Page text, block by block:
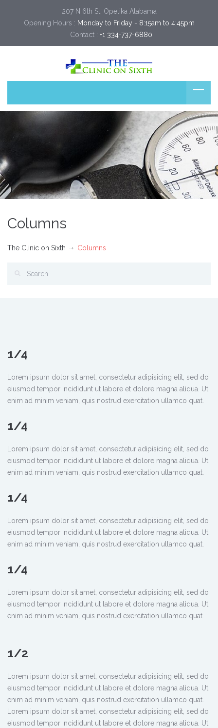
207 N 6th St, Opelika Alabama
Opening Hours : Monday to Friday - 8:15am to 4:45pm
Contact : +1 334-737-6880
Columns
The Clinic on Sixth Columns
1/4
Lorem ipsum dolor sit amet, consectetur adipisicing elit, sed do
eiusmod tempor incididunt ut labore et dolore magna aliqua. Ut
enim ad minim veniam, quis nostrud exercitation ullamco quat.
1/4
Lorem ipsum dolor sit amet, consectetur adipisicing elit, sed do
eiusmod tempor incididunt ut labore et dolore magna aliqua. Ut
enim ad minim veniam, quis nostrud exercitation ullamco quat.
1/4
Lorem ipsum dolor sit amet, consectetur adipisicing elit, sed do
eiusmod tempor incididunt ut labore et dolore magna aliqua. Ut
enim ad minim veniam, quis nostrud exercitation ullamco quat.
1/4
Lorem ipsum dolor sit amet, consectetur adipisicing elit, sed do
eiusmod tempor incididunt ut labore et dolore magna aliqua. Ut
enim ad minim veniam, quis nostrud exercitation ullamco quat.
1/2
Lorem ipsum dolor sit amet, consectetur adipisicing elit, sed do
eiusmod tempor incididunt ut labore et dolore magna aliqua. Ut
enim ad minim veniam, quis nostrud exercitation ullamco quat.
Lorem ipsum dolor sit amet, consectetur adipisicing elit, sed do
eiusmod tempor incididunt ut labore et dolore magna aliqua. Ut